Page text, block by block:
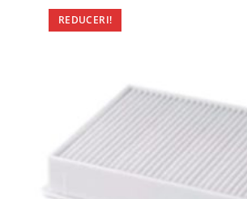
REDUCERI!